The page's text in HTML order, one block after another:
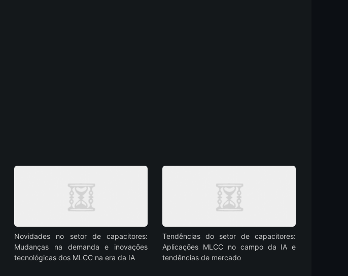
Novidades no setor de capacitores:
Mudanças na demanda e inovações
tecnológicas dos MLCC na era da IA
Tendências do setor de capacitores:
Aplicações MLCC no campo da IA e
tendências de mercado